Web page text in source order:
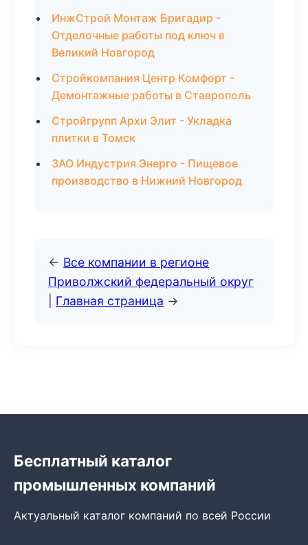
ИнжСтрой Монтаж Бригадир -
Отделочные работы под ключ в
Великий Новгород
Стройкомпания Центр Комфорт -
Демонтажные работы в Ставрополь
Стройгрупп Архи Элит - Укладка
плитки в Томск
ЗАО Индустрия Энерго - Пищевое
производство в Нижний Новгород
← Все компании в регионе
Приволжский федеральный округ
Главная страница →
Бесплатный каталог
промышленных компаний
Актуальный каталог компаний по всей России